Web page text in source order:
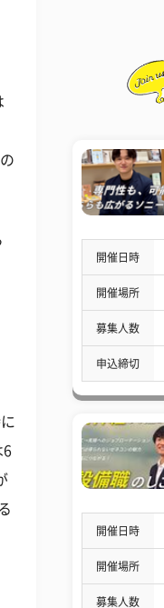
6
開催日時
開催場所
募集人数
申込締切
開催日時
開催場所
募集人数